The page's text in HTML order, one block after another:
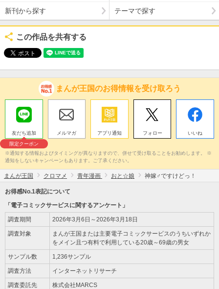
新刊から探す テーマで探す
この作品を共有する
まんが王国のお得情報を受け取ろう
友だち追加
限定クーポン
メルマガ アプリ通知 フォロー いいね
※通知する情報およびタイミングが異なりますので、併せて受け取ることをお勧めします。 ※
通知をしないキャンペーンもあります。ご了承ください。
まんが王国 クロマメ 青年漫画 おと☆娘 神嫁♂ですけどっ！
お得感No.1表記について
「電子コミックサービスに関するアンケート」
調査期間 2026年3月6日～2026年3月18日
調査対象
まんが王国または主要電子コミックサービスのうちいずれか
をメイン且つ有料で利用している20歳～69歳の男女
サンプル数 1,236サンプル
調査方法 インターネットリサーチ
調査委託先 株式会社MARCS